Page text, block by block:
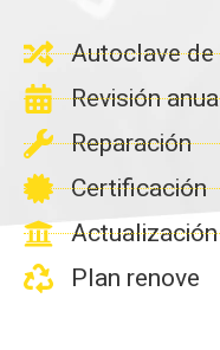
Autoclave
Revisión
Reparación
Certificación
Plan renove